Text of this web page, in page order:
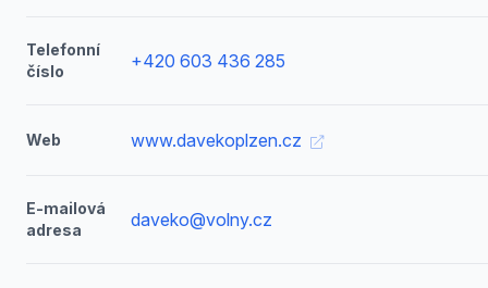
Telefonní
číslo
+420 603 436 285
Web www.davekoplzen.cz
E-mailová
adresa
daveko@volny.cz